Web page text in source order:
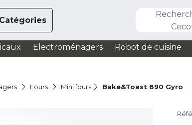
Catégories
Electroménagers Robot de cuisine
Fours Mini fours Bake&Toast 890 Gyro